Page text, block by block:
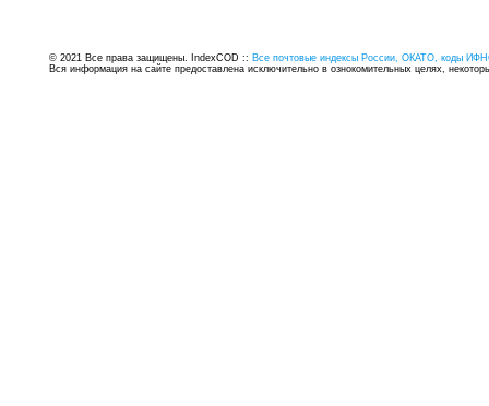
© 2021 Все права защищены. IndexCOD :: Все почтовые индексы России, ОКАТО, коды
Вся информация на сайте предоставлена исключительно в ознокомительных целях,